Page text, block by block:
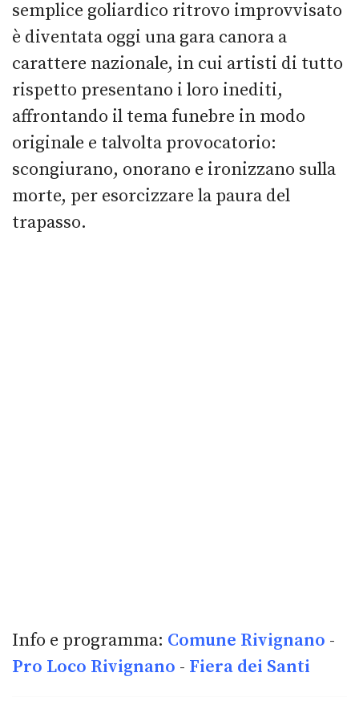
semplice goliardico ritrovo improvvisato
è diventata oggi una gara canora a
carattere nazionale, in cui artisti di tutto
rispetto presentano i loro inediti,
affrontando il tema funebre in modo
originale e talvolta provocatorio:
scongiurano, onorano e ironizzano sulla
morte, per esorcizzare la paura del
trapasso.
Info e programma: Comune Rivignano -
Pro Loco Rivignano - Fiera dei Santi